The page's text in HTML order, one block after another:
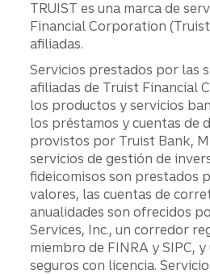
TRUIST es una marca de
Financial Corporation
afiliadas.
Servicios prestados por las
afiliadas de Truist Financial
los productos y servicios
los préstamos y cuentas de
provistos por Truist Bank,
servicios de gestión de
fideicomisos son prestados
valores, las cuentas de
anualidades son ofrecidos
Services, Inc., un corredor
miembro de FINRA y SIPC, y
seguros con licencia.